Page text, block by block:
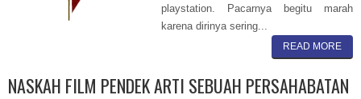
playstation. Pacarnya begitu marah
karena dirinya sering...
READ MORE
NASKAH FILM PENDEK ARTI SEBUAH PERSAHABATAN